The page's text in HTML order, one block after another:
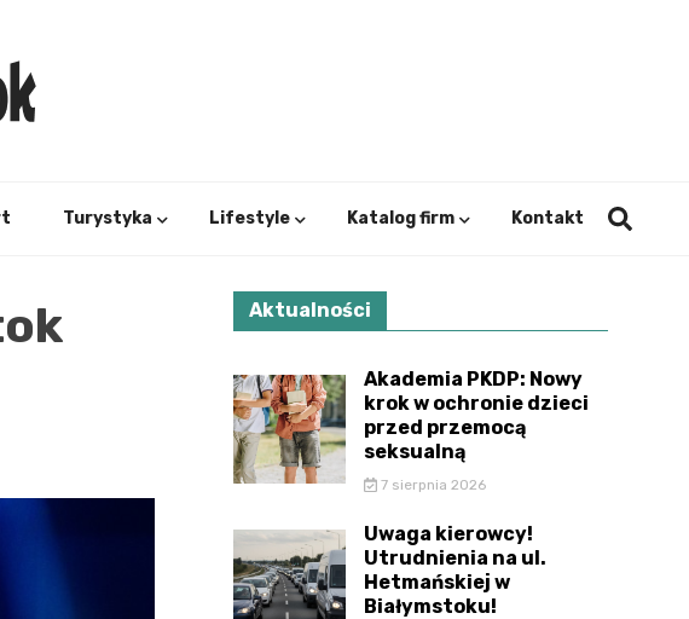
Turystyka Lifestyle Katalog firm Kontakt
Aktualności
Akademia PKDP: Nowy
krok w ochronie dzieci
przed przemocą
seksualną
7 sierpnia 2026
Uwaga kierowcy!
Utrudnienia na ul.
Hetmańskiej w
Białymstoku!